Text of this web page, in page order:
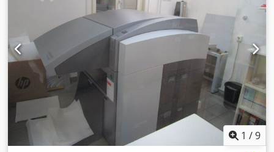
maskinen under transporten) udføres af producenten /
1 /9